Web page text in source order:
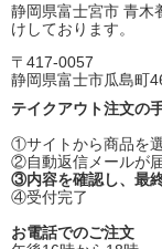
静岡県富士宮市 青木
けしております。
〒417-0057
静岡県富士市瓜島町
テイクアウト注文の
①サイトから商品を
②自動返信メールが
③内容を確認し、最
④受付完了
お電話でのご注文